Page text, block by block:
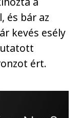
és bár az
kevés esély
ért.